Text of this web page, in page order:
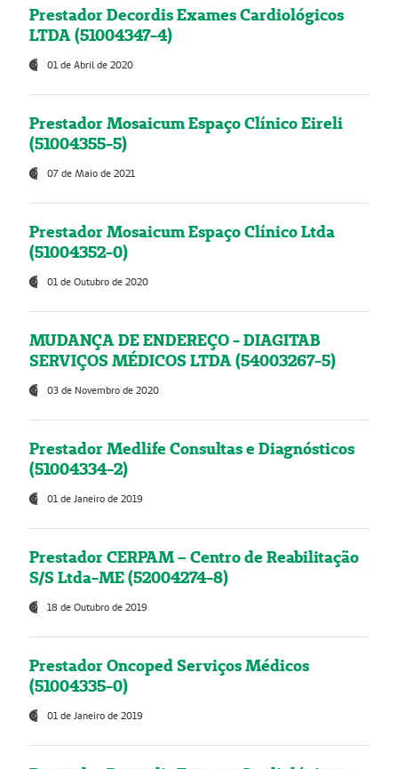
Prestador Decordis Exames Cardiológicos
LTDA (51004347-4)
01 de Abril de 2020
Prestador Mosaicum Espaço Clínico Eireli
(51004355-5)
07 de Maio de 2021
Prestador Mosaicum Espaço Clínico Ltda
(51004352-0)
01 de Outubro de 2020
MUDANÇA DE ENDEREÇO - DIAGITAB
SERVIÇOS MÉDICOS LTDA (54003267-5)
03 de Novembro de 2020
Prestador Medlife Consultas e Diagnósticos
(51004334-2)
01 de Janeiro de 2019
Prestador CERPAM – Centro de Reabilitação
S/S Ltda-ME (52004274-8)
18 de Outubro de 2019
Prestador Oncoped Serviços Médicos
(51004335-0)
01 de Janeiro de 2019